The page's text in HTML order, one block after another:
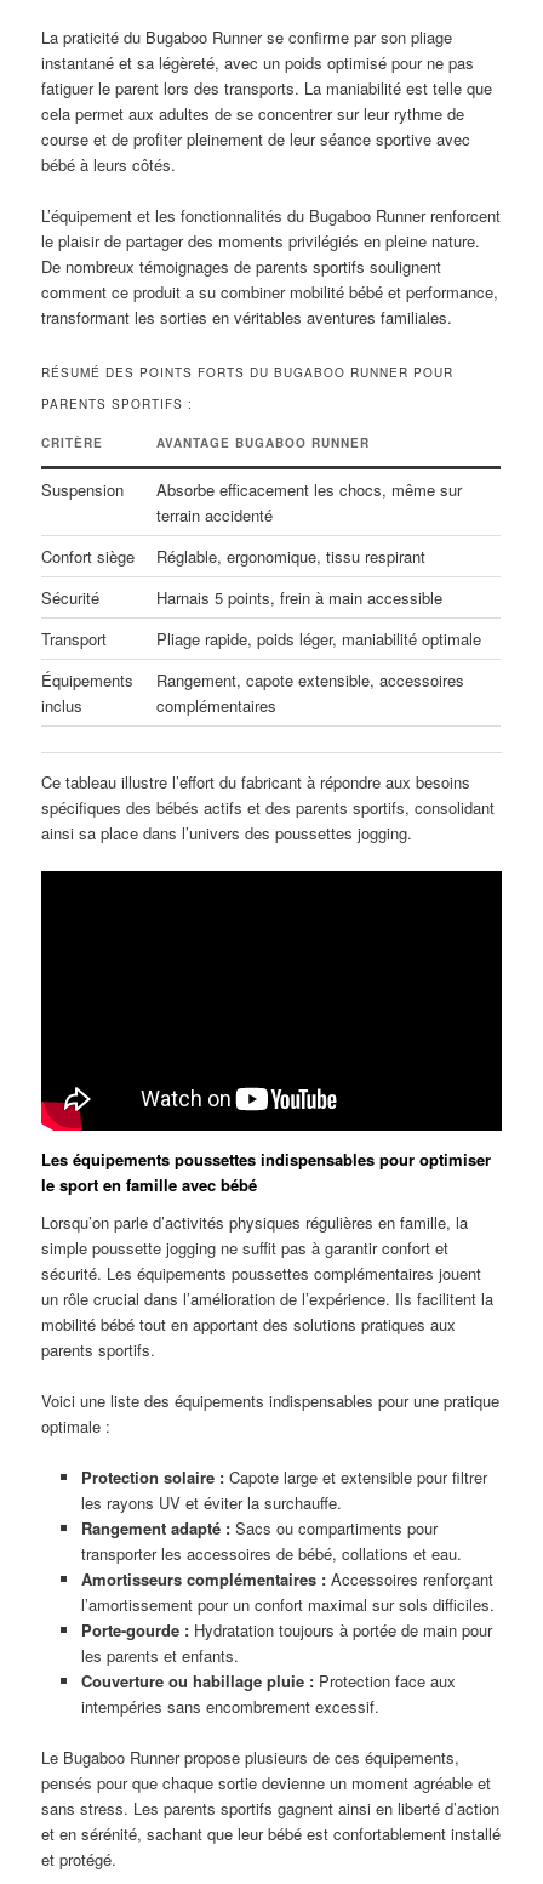
La praticité du Bugaboo Runner se confirme par son pliage
instantané et sa légèreté, avec un poids optimisé pour ne pas
fatiguer le parent lors des transports. La maniabilité est telle que
cela permet aux adultes de se concentrer sur leur rythme de
course et de profiter pleinement de leur séance sportive avec
bébé à leurs côtés.
L’équipement et les fonctionnalités du Bugaboo Runner renforcent
le plaisir de partager des moments privilégiés en pleine nature.
De nombreux témoignages de parents sportifs soulignent
comment ce produit a su combiner mobilité bébé et performance,
transformant les sorties en véritables aventures familiales.
RÉSUMÉ DES POINTS FORTS DU BUGABOO RUNNER POUR
PARENTS SPORTIFS :
CRITÈRE AVANTAGE BUGABOO RUNNER
Suspension
Absorbe efficacement les chocs, même sur
terrain accidenté
Confort siège
Réglable, ergonomique, tissu respirant
Sécurité
Harnais 5 points, frein à main accessible
Transport
Pliage rapide, poids léger, maniabilité optimale
Équipements
inclus
Rangement, capote extensible, accessoires
complémentaires
Ce tableau illustre l’effort du fabricant à répondre aux besoins
spécifiques des bébés actifs et des parents sportifs, consolidant
ainsi sa place dans l’univers des poussettes jogging.
Les équipements poussettes indispensables pour optimiser
le sport en famille avec bébé
Lorsqu’on parle d’activités physiques régulières en famille, la
simple poussette jogging ne suffit pas à garantir confort et
sécurité. Les équipements poussettes complémentaires jouent
un rôle crucial dans l’amélioration de l’expérience. Ils facilitent la
mobilité bébé tout en apportant des solutions pratiques aux
parents sportifs.
Voici une liste des équipements indispensables pour une pratique
optimale :
Protection solaire :Capote large et extensible pour filtrer
les rayons UV et éviter la surchauffe.
Rangement adapté :Sacs ou compartiments pour
transporter les accessoires de bébé, collations et eau.
Amortisseurs complémentaires :Accessoires renforçant
l’amortissement pour un confort maximal sur sols difficiles.
Porte-gourde :Hydratation toujours à portée de main pour
les parents et enfants.
Couverture ou habillage pluie :Protection face aux
intempéries sans encombrement excessif.
Le Bugaboo Runner propose plusieurs de ces équipements,
pensés pour que chaque sortie devienne un moment agréable et
sans stress. Les parents sportifs gagnent ainsi en liberté d’action
et en sérénité, sachant que leur bébé est confortablement installé
et protégé.